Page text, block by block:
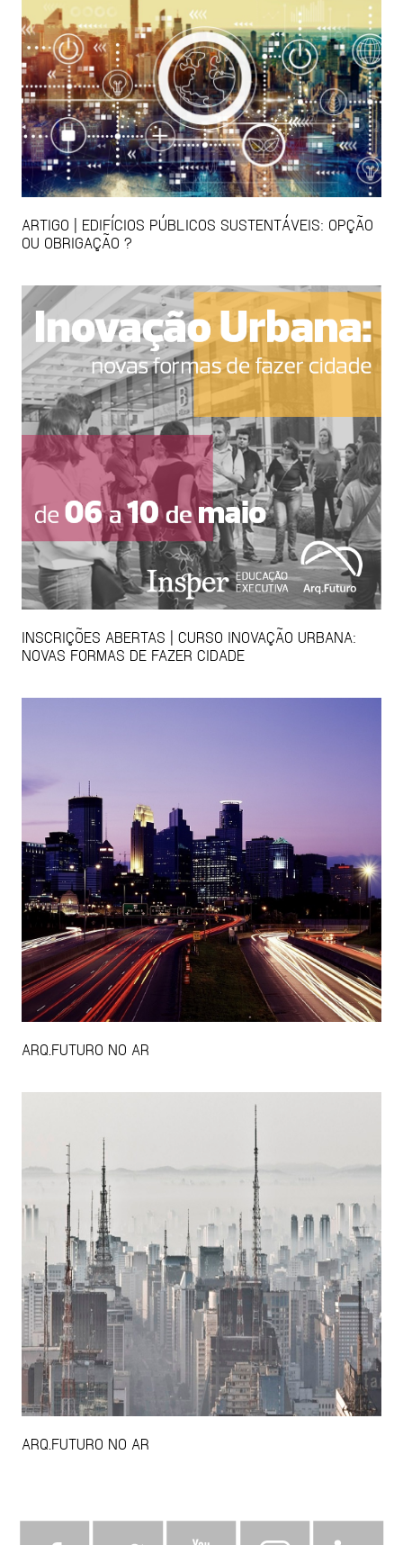
ARTIGO | EDIFÍCIOS PÚBLICOS SUSTENTÁVEIS: OPÇÃO
OU OBRIGAÇÃO ?
INSCRIÇÕES ABERTAS | CURSO INOVAÇÃO URBANA:
NOVAS FORMAS DE FAZER CIDADE
ARQ.FUTURO NO AR
ARQ.FUTURO NO AR